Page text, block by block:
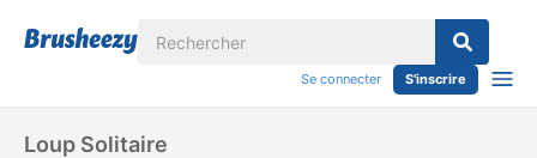
Se connecter S'inscrire
Loup Solitaire